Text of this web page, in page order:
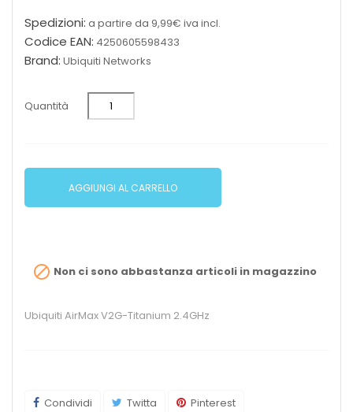
Spedizioni: a partire da 9,99€ iva incl.
Codice EAN: 4250605598433
Brand: Ubiquiti Networks
Quantità
AGGIUNGI AL CARRELLO
 Non ci sono abbastanza articoli in magazzino
Ubiquiti AirMax V2G-Titanium 2.4GHz
Condividi Twitta Pinterest